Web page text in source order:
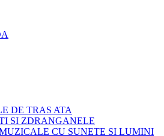
DE TRAS ATA
SI ZDRANGANELE
CU SUNETE SI LUMINI